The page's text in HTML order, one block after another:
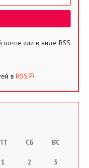
почте или в виде RSS
в RSS
СБ ВС
1 2 3